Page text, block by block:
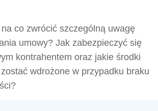
co zwrócić szczególną uwagę
umowy? Jak zabezpieczyć się
kontrahentem oraz jakie środki
wdrożone w przypadku braku